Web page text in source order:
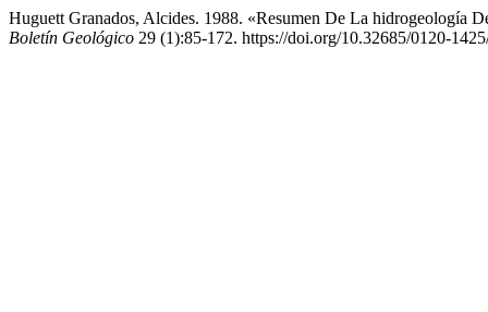
Huguett Granados, Alcides. 1988. «Resumen De La hidrogeología
Boletín Geológico 29 (1):85-172. https://doi.org/10.32685/0120-